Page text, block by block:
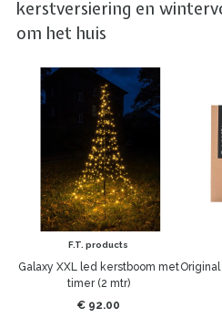
kerstversiering en
om het huis
F.T. products
Galaxy XXL led kerstboom met
timer (2 mtr)
€ 92.00